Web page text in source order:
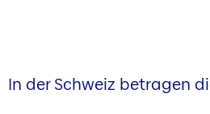
In der Schweiz betragen